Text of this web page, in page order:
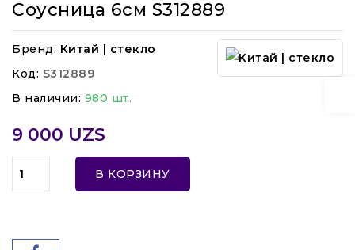
Соусница 6см S312889
Бренд: Китай | стекло
Код: S312889
В наличии: 980 шт.
9 000 UZS
В КОРЗИНУ